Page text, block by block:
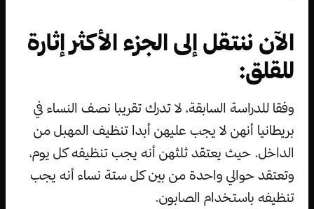
الآن ننتقل إلى الجزء الأكثر إثارة
للقلق:
وفقا للدراسة السابقة، لا تدرك تقريبا نصف النساء في
بريطانيا أنهن لا يجب عليهن أبدا تنظيف المهبل من
الداخل. حيث يعتقد ثلثهن أنه يجب تنظيفه كل يوم،
وتعتقد حوالي واحدة من بين كل ستة نساء أنه يجب
تنظيفه باستخدام الصابون.